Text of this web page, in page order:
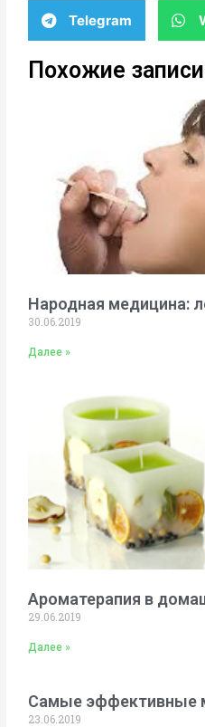
Telegram
Похожие
Народная медицина:
30.06.2019
Далее »
Ароматерапия в
29.06.2019
Далее »
Самые эффективные
23.06.2019